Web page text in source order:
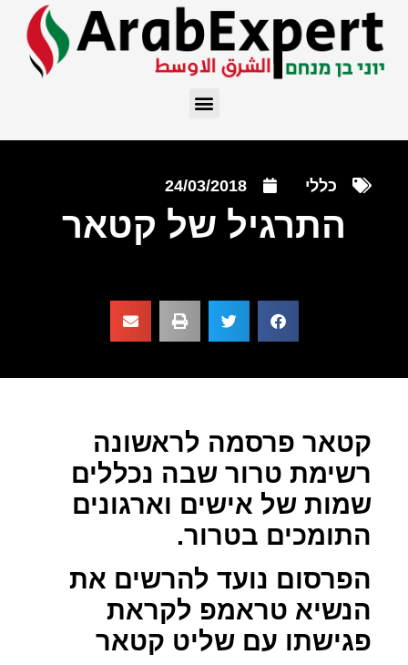
כללי 24/03/2018
התרגיל של קטאר
קטאר פרסמה לראשונה
רשימת טרור שבה נכללים
שמות של אישים וארגונים
התומכים בטרור.
הפרסום נועד להרשים את
הנשיא טראמפ לקראת
פגישתו עם שליט קטאר